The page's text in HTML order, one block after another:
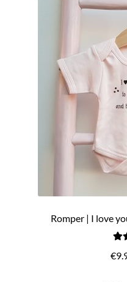
Romper | I love
€